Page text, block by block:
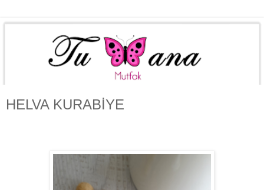
HELVA KURABİYE